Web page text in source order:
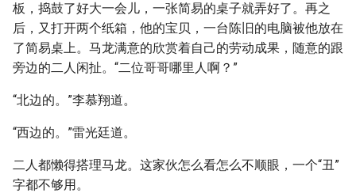
板，捣鼓了好大一会儿，一张简易的桌子就弄好了。再之
后，又打开两个纸箱，他的宝贝，一台陈旧的电脑被他放在
了简易桌上。马龙满意的欣赏着自己的劳动成果，随意的跟
旁边的二人闲扯。“二位哥哥哪里人啊？”
“北边的。”李慕翔道。
“西边的。”雷光廷道。
二人都懒得搭理马龙。这家伙怎么看怎么不顺眼，一个“丑”
字都不够用。